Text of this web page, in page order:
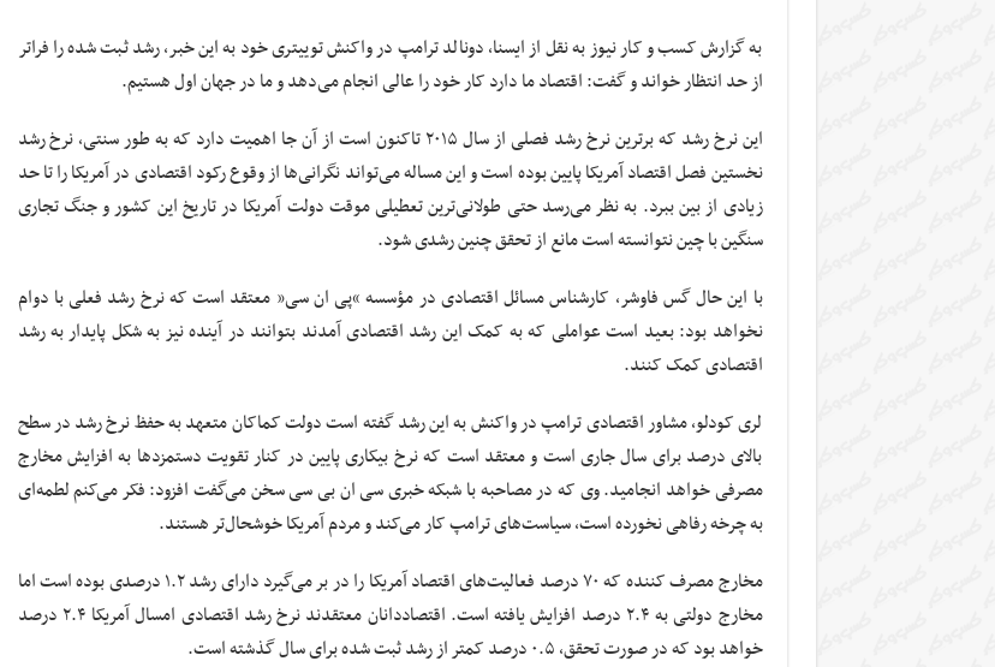
به گزارش کسب و کار نیوز به نقل از ایسنا، دونالد ترامپ در واکنش توییتری خود به این خبر، رشد ثبت شده را فراتر
از حد انتظار خواند و گفت: اقتصاد ما دارد کار خود را عالی انجام می‌دهد و ما در جهان اول هستیم.
این نرخ رشد که برترین نرخ رشد فصلی از سال ۲۰۱۵ تاکنون است از آن جا اهمیت دارد که به طور سنتی، نرخ رشد
نخستین فصل اقتصاد آمریکا پایین بوده است و این مساله می‌تواند نگرانی‌ها از وقوع رکود اقتصادی در آمریکا را تا حد
زیادی از بین ببرد. به نظر می‌رسد حتی طولانی‌ترین تعطیلی موقت دولت آمریکا در تاریخ این کشور و جنگ تجاری
سنگین با چین نتوانسته است مانع از تحقق چنین رشدی شود.
با این حال گس فاوشر، کارشناس مسائل اقتصادی در مؤسسه “پی ان سی” معتقد است که نرخ رشد فعلی با دوام
نخواهد بود: بعید است عواملی که به کمک این رشد اقتصادی آمدند بتوانند در آینده نیز به شکل پایدار به رشد
اقتصادی کمک کنند.
لری کودلو، مشاور اقتصادی ترامپ در واکنش به این رشد گفته است دولت کماکان متعهد به حفظ نرخ رشد در سطح
بالای درصد برای سال جاری است و معتقد است که نرخ بیکاری پایین در کنار تقویت دستمزدها به افزایش مخارج
مصرفی خواهد انجامید. وی که در مصاحبه با شبکه خبری سی ان بی سی سخن می‌گفت افزود: فکر می‌کنم لطمه‌ای
به چرخه رفاهی نخورده است، سیاست‌های ترامپ کار می‌کند و مردم آمریکا خوشحال‌تر هستند.
مخارج مصرف کننده که ۷۰ درصد فعالیت‌های اقتصاد آمریکا را در بر می‌گیرد دارای رشد ۱.۲ درصدی بوده است اما
مخارج دولتی به ۲.۴ درصد افزایش یافته است. اقتصاددانان معتقدند نرخ رشد اقتصادی امسال آمریکا ۲.۴ درصد
خواهد بود که در صورت تحقق، ۰.۵ درصد کمتر از رشد ثبت شده برای سال گذشته است.